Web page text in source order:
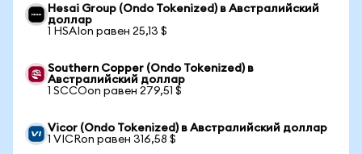
Hesai Group (Ondo Tokenized) в Австралийский
доллар
1 HSAIon равен 25,13 $
Southern Copper (Ondo Tokenized) в
Австралийский доллар
1 SCCOon равен 279,51 $
Vicor (Ondo Tokenized) в Австралийский доллар
1 VICRon равен 316,58 $